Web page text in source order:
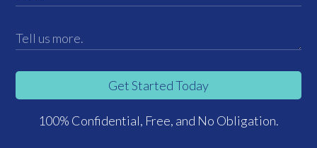
Get Started Today
100% Confidential, Free, and No Obligation.